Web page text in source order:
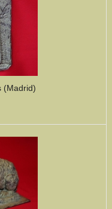
(Madrid)